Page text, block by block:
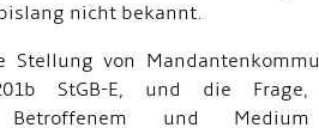
nicht bekannt.
von
StGB-E, und die
Betroffenem und